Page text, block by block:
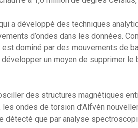
a développé des techniques
d’ondes dans les données.
dominé par des mouvements de
un moyen de supprimer le
des structures magnétiques
ondes de torsion d’Alfvén
détecté que par analyse